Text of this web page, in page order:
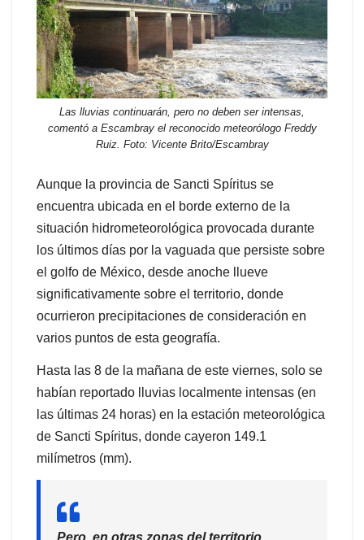
Las lluvias continuarán, pero no deben ser intensas,
comentó a Escambray el reconocido meteorólogo Freddy
Ruiz. Foto: Vicente Brito/Escambray
Aunque la provincia de Sancti Spíritus se
encuentra ubicada en el borde externo de la
situación hidrometeorológica provocada durante
los últimos días por la vaguada que persiste sobre
el golfo de México, desde anoche llueve
significativamente sobre el territorio, donde
ocurrieron precipitaciones de consideración en
varios puntos de esta geografía.
Hasta las 8 de la mañana de este viernes, solo se
habían reportado lluvias localmente intensas (en
las últimas 24 horas) en la estación meteorológica
de Sancti Spíritus, donde cayeron 149.1
milímetros (mm).
Pero, en otras zonas del territorio